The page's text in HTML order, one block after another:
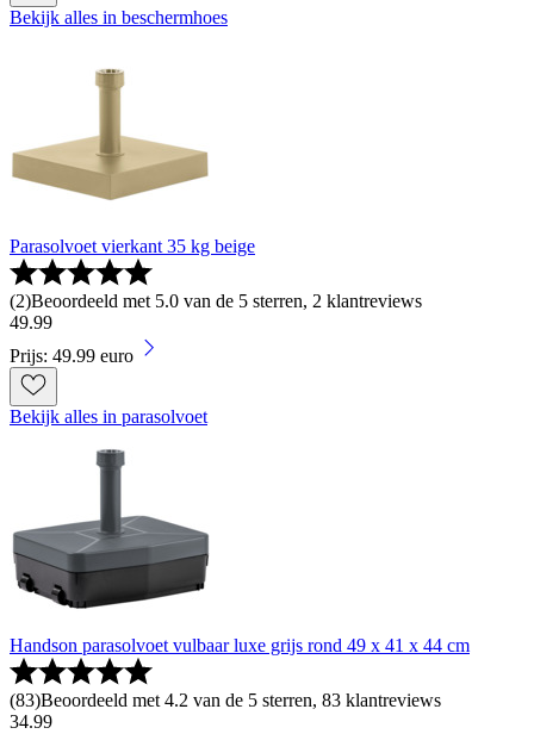
Bekijk alles in beschermhoes
Parasolvoet vierkant 35 kg beige
(2)Beoordeeld met 5.0 van de 5 sterren, 2 klantreviews
49.99
Prijs: 49.99 euro
Bekijk alles in parasolvoet
Handson parasolvoet vulbaar luxe grijs rond 49 x 41 x 44 cm
(83)Beoordeeld met 4.2 van de 5 sterren, 83 klantreviews
34.99